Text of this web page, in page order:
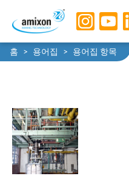
Skip to main navigation
Skip to main content
Skip to page footer
You are here:
홈 용어집 용어집 항목